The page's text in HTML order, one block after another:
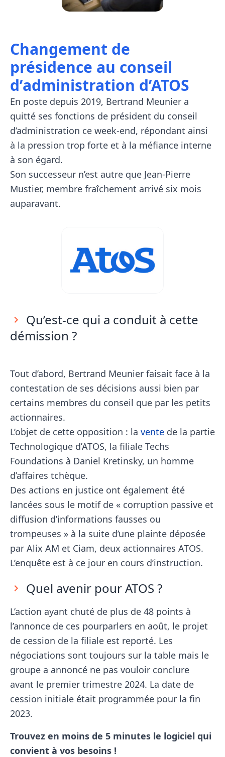
Changement de
présidence au conseil
d’administration d’ATOS
En poste depuis 2019, Bertrand Meunier a
quitté ses fonctions de président du conseil
d’administration ce week-end, répondant ainsi
à la pression trop forte et à la méfiance interne
à son égard.
Son successeur n’est autre que Jean-Pierre
Mustier, membre fraîchement arrivé six mois
auparavant.
Qu’est-ce qui a conduit à cette
démission ?
Tout d’abord, Bertrand Meunier faisait face à la
contestation de ses décisions aussi bien par
certains membres du conseil que par les petits
actionnaires.
L’objet de cette opposition : la vente de la partie
Technologique d’ATOS, la filiale Techs
Foundations à Daniel Kretinsky, un homme
d’affaires tchèque.
Des actions en justice ont également été
lancées sous le motif de « corruption passive et
diffusion d’informations fausses ou
trompeuses » à la suite d’une plainte déposée
par Alix AM et Ciam, deux actionnaires ATOS.
L’enquête est à ce jour en cours d’instruction.
Quel avenir pour ATOS ?
L’action ayant chuté de plus de 48 points à
l’annonce de ces pourparlers en août, le projet
de cession de la filiale est reporté. Les
négociations sont toujours sur la table mais le
groupe a annoncé ne pas vouloir conclure
avant le premier trimestre 2024. La date de
cession initiale était programmée pour la fin
2023.
Trouvez en moins de 5 minutes le logiciel qui
convient à vos besoins !